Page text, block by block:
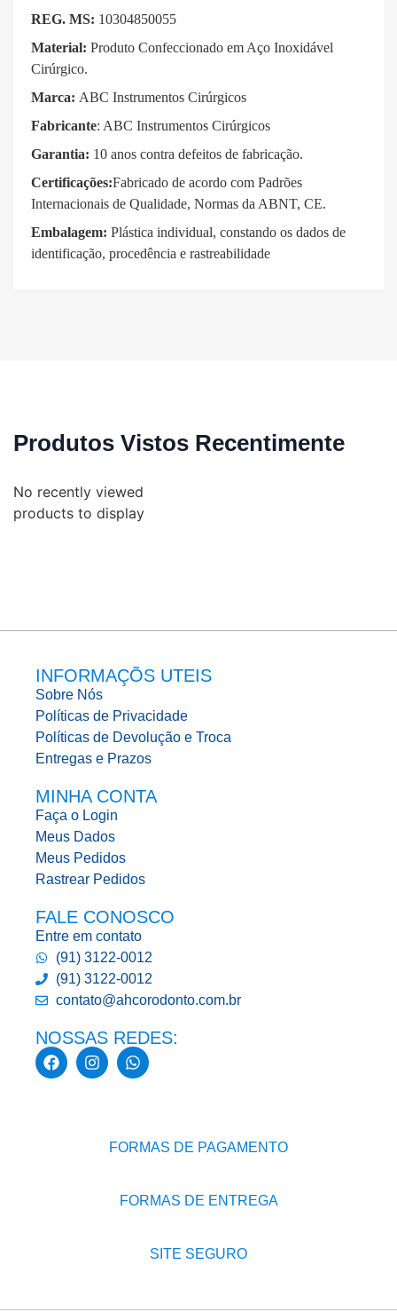
REG. MS: 10304850055
Material: Produto Confeccionado em Aço Inoxidável
Cirúrgico.
Marca: ABC Instrumentos Cirúrgicos
Fabricante: ABC Instrumentos Cirúrgicos
Garantia: 10 anos contra defeitos de fabricação.
Certificações:Fabricado de acordo com Padrões
Internacionais de Qualidade, Normas da ABNT, CE.
Embalagem: Plástica individual, constando os dados de
identificação, procedência e rastreabilidade
Produtos Vistos Recentimente
No recently viewed
products to display
INFORMAÇÕS UTEIS
Sobre Nós
Políticas de Privacidade
Políticas de Devolução e Troca
Entregas e Prazos
MINHA CONTA
Faça o Login
Meus Dados
Meus Pedidos
Rastrear Pedidos
FALE CONOSCO
Entre em contato
(91) 3122-0012
(91) 3122-0012
contato@ahcorodonto.com.br
NOSSAS REDES:
FORMAS DE PAGAMENTO
FORMAS DE ENTREGA
SITE SEGURO